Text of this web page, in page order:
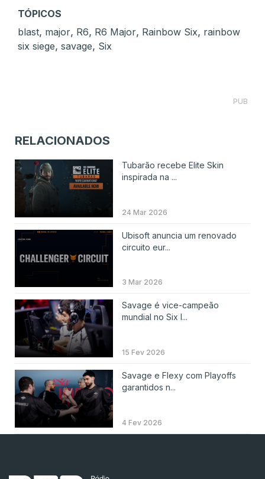
TÓPICOS
blast, major, R6, R6 Major, Rainbow Six, rainbow
six siege, savage, Six
PUB
RELACIONADOS
Tubarão recebe Elite Skin
inspirada na ...
24 Mar 2026
Ubisoft anuncia um renovado
circuito eur...
3 Mar 2026
Savage é vice-campeão
mundial no Six I...
15 Fev 2026
Savage e Flexy com Playoffs
garantidos n...
4 Fev 2026